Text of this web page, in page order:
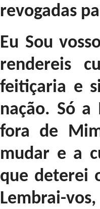
revogadas
Eu Sou
rendereis
feitiçaria e
nação. Só
fora de
mudar e a
que deterei
Lembrai-